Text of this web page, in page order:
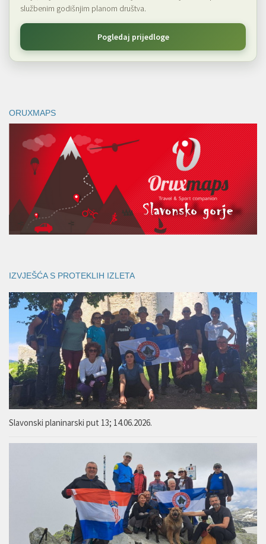
službenim godišnjim planom društva.
Pogledaj prijedloge
ORUXMAPS
IZVJEŠĆA S PROTEKLIH IZLETA
Slavonski planinarski put 13; 14.06.2026.